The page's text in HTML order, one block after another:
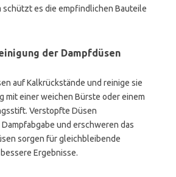
schützt es die empfindlichen Bauteile
der Dampfdüsen
auf Kalkrückstände und reinige sie
mit einer weichen Bürste oder einem
Verstopfte Düsen
und erschweren das
sorgen für gleichbleibende
Ergebnisse.